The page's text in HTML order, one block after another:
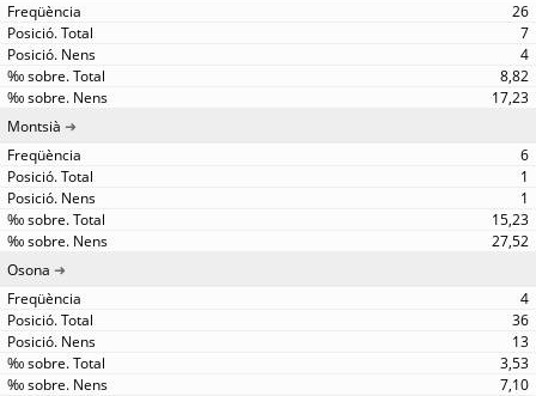
26
7
4
8,82
17,23
Montsià
6
1
1
15,23
27,52
Osona
4
36
13
3,53
7,10